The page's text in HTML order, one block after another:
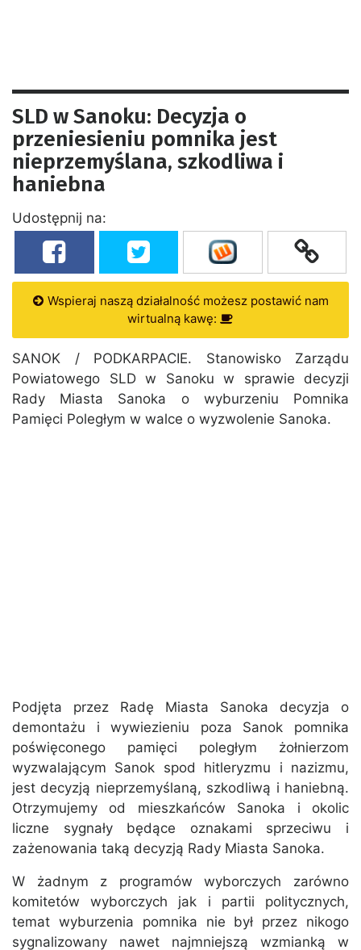
SLD w Sanoku: Decyzja o
przeniesieniu pomnika jest
nieprzemyślana, szkodliwa i
haniebna
Udostępnij na:
Wspieraj naszą działalność możesz postawić nam
wirtualną kawę:
SANOK / PODKARPACIE. Stanowisko Zarządu
Powiatowego SLD w Sanoku w sprawie decyzji
Rady Miasta Sanoka o wyburzeniu Pomnika
Pamięci Poległym w walce o wyzwolenie Sanoka.
Podjęta przez Radę Miasta Sanoka decyzja o
demontażu i wywiezieniu poza Sanok pomnika
poświęconego pamięci poległym żołnierzom
wyzwalającym Sanok spod hitleryzmu i nazizmu,
jest decyzją nieprzemyślaną, szkodliwą i haniebną.
Otrzymujemy od mieszkańców Sanoka i okolic
liczne sygnały będące oznakami sprzeciwu i
zażenowania taką decyzją Rady Miasta Sanoka.
W żadnym z programów wyborczych zarówno
komitetów wyborczych jak i partii politycznych,
temat wyburzenia pomnika nie był przez nikogo
sygnalizowany nawet najmniejszą wzmianką w